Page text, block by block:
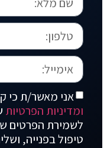
אני מאשר/ת כי
ומדיניות הפרטיות
לשמירת הפרטים
טיפול בפנייה,